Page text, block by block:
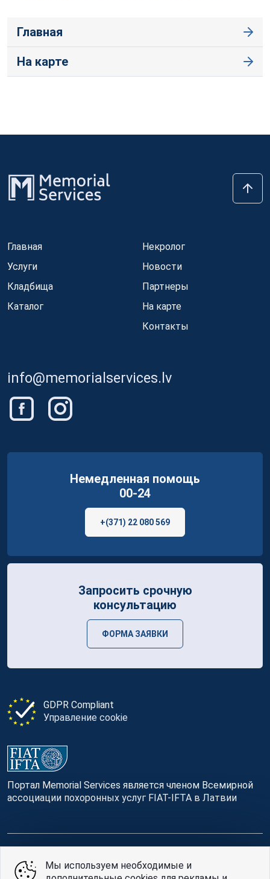
Главная
На карте
Главная
Услуги
Кладбища
Каталог
Некролог
Новости
Партнеры
На карте
Контакты
info@memorialservices.lv
GDPR Compliant
Управление cookie
Портал Memorial Services является членом Всемирной
ассоциации похоронных услуг FIAT-IFTA в Латвии
Немедленная помощь
00-24
+(371) 22 080 569
Запросить срочную
консультацию
ФОРМА ЗАЯВКИ
© Memorial Services, 2016 — 2026 pr3-g
Мы используем необходимые и